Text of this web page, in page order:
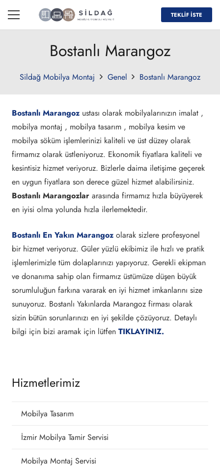
TEKLİF İSTE
Bostanlı Marangoz
Sildağ Mobilya Montaj Genel Bostanlı Marangoz
Bostanlı Marangoz ustası olarak mobilyalarınızın imalat ,
mobilya montaj , mobilya tasarım , mobilya kesim ve
mobilya söküm işlemlerinizi kaliteli ve üst düzey olarak
firmamız olarak üstleniyoruz. Ekonomik fiyatlara kaliteli ve
kesintisiz hizmet veriyoruz. Bizlerle daima iletişime geçerek
en uygun fiyatlara son derece güzel hizmet alabilirsiniz.
Bostanlı Marangozlar arasında firmamız hızla büyüyerek
en iyisi olma yolunda hızla ilerlemektedir.
Bostanlı En Yakın Marangoz olarak sizlere profesyonel
bir hizmet veriyoruz. Güler yüzlü ekibimiz ile hızlı ve pratik
işlemlerimizle tüm dolaplarınızı yapıyoruz. Gerekli ekipman
ve donanıma sahip olan firmamız üstümüze düşen büyük
sorumluluğun farkına vararak en iyi hizmet imkanlarını size
sunuyoruz. Bostanlı Yakınlarda Marangoz firması olarak
sizin bütün sorunlarınızı en iyi şekilde çözüyoruz. Detaylı
bilgi için bizi aramak için lütfen TIKLAYINIZ.
Hizmetlerimiz
Mobilya Tasarım
İzmir Mobilya Tamir Servisi
Mobilya Montaj Servisi